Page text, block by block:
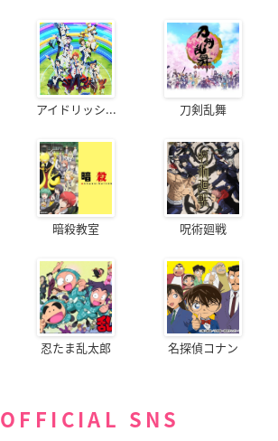
アイドリッシ... 刀剣乱舞
暗殺教室 呪術廻戦
忍たま乱太郎 名探偵コナン
OFFICIAL SNS